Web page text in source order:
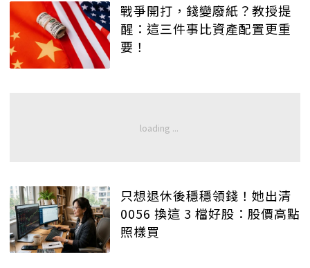
戰爭開打，錢變廢紙？教授提
醒：這三件事比資產配置更重
要！
只想退休後穩穩領錢！她出清
0056 換這 3 檔好股：股價高點
照樣買